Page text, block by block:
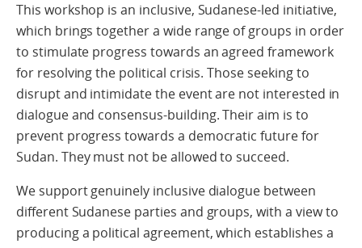
This workshop is an inclusive, Sudanese-led initiative,
which brings together a wide range of groups in order
to stimulate progress towards an agreed framework
for resolving the political crisis. Those seeking to
disrupt and intimidate the event are not interested in
dialogue and consensus-building. Their aim is to
prevent progress towards a democratic future for
Sudan. They must not be allowed to succeed.
We support genuinely inclusive dialogue between
different Sudanese parties and groups, with a view to
producing a political agreement, which establishes a